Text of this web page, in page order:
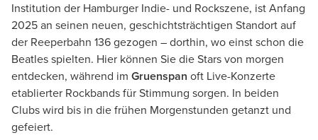
Institution der Hamburger Indie- und Rockszene, ist Anfang
2025 an seinen neuen, geschichtsträchtigen Standort auf
der Reeperbahn 136 gezogen – dorthin, wo einst schon die
Beatles spielten. Hier können Sie die Stars von morgen
entdecken, während im Gruenspan oft Live-Konzerte
etablierter Rockbands für Stimmung sorgen. In beiden
Clubs wird bis in die frühen Morgenstunden getanzt und
gefeiert.